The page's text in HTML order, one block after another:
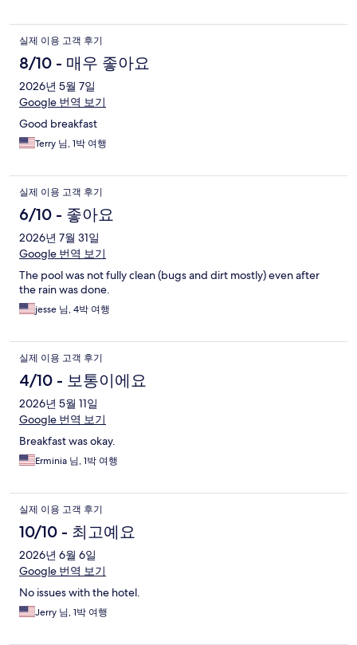
실제 이용 고객 후기
8/10 - 매우 좋아요
2026년 5월 7일
Google 번역 보기
Good breakfast
Terry 님, 1박 여행
실제 이용 고객 후기
6/10 - 좋아요
2026년 7월 31일
Google 번역 보기
The pool was not fully clean (bugs and dirt mostly) even after
the rain was done.
jesse 님, 4박 여행
실제 이용 고객 후기
4/10 - 보통이에요
2026년 5월 11일
Google 번역 보기
Breakfast was okay.
Erminia 님, 1박 여행
실제 이용 고객 후기
10/10 - 최고예요
2026년 6월 6일
Google 번역 보기
No issues with the hotel.
Jerry 님, 1박 여행